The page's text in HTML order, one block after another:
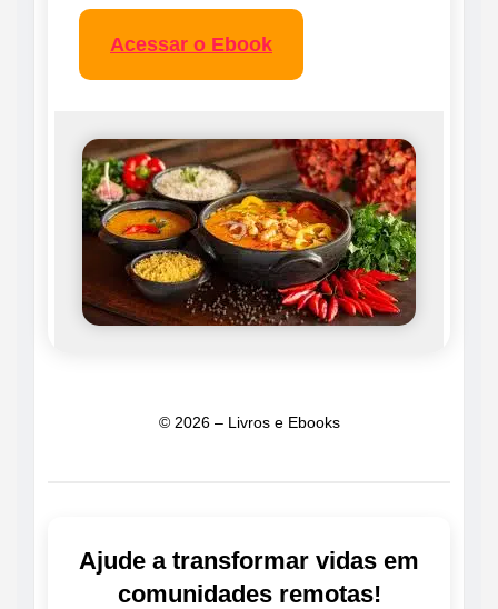
Acessar o Ebook
© 2026 – Livros e Ebooks
Ajude a transformar vidas em
comunidades remotas!